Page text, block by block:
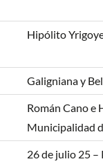
Hipólito
Galigniana y
Román Cano e
Municipalidad
26 de julio 25 –